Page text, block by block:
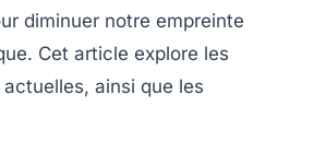
diminuer notre empreinte
. Cet article explore les
ainsi que les